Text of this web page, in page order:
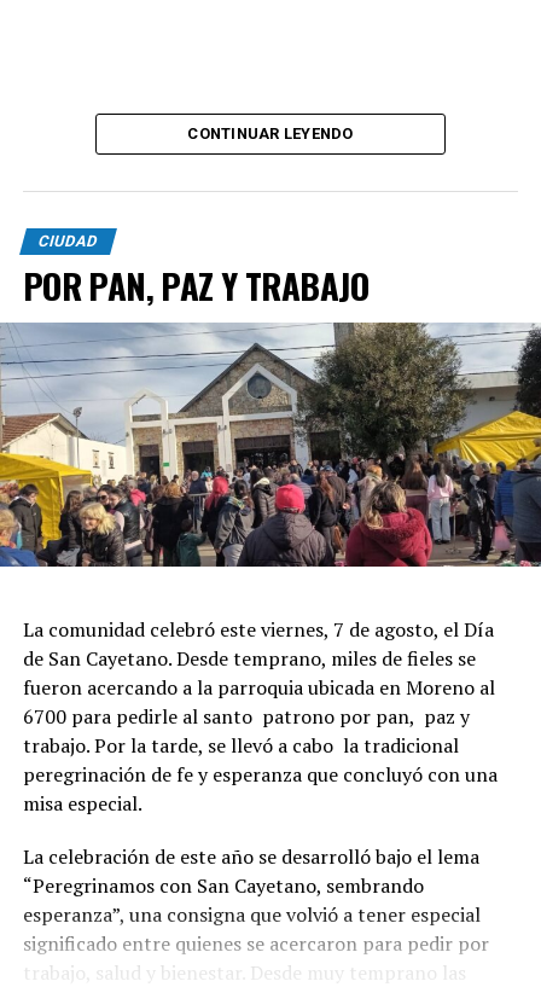
CONTINUAR LEYENDO
CIUDAD
POR PAN, PAZ Y TRABAJO
La comunidad celebró este viernes, 7 de agosto, el Día
de San Cayetano. Desde temprano, miles de fieles se
fueron acercando a la parroquia ubicada en Moreno al
6700 para pedirle al santo patrono por pan, paz y
trabajo. Por la tarde, se llevó a cabo la tradicional
peregrinación de fe y esperanza que concluyó con una
misa especial.
La celebración de este año se desarrolló bajo el lema
“Peregrinamos con San Cayetano, sembrando
esperanza”, una consigna que volvió a tener especial
significado entre quienes se acercaron para pedir por
trabajo, salud y bienestar. Desde muy temprano las